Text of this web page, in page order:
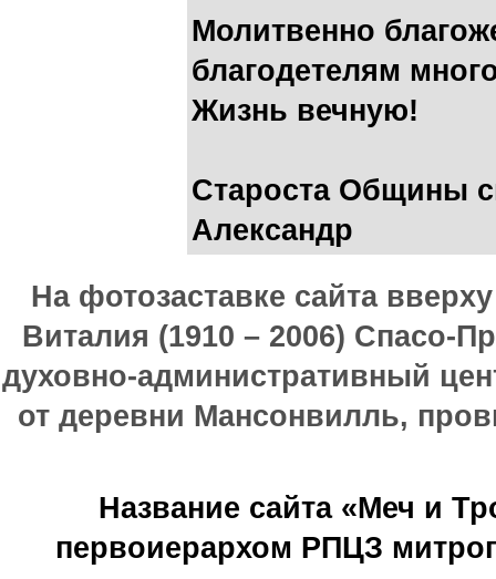
Молитвенно
благодетелям
Жизнь вечную!
Староста Общины
Александр
На фотозаставке сайта
Виталия (1910 – 2006) Спасо-
духовно-административный
от деревни Мансонвилль,
Название сайта «Меч и
первоиерархом РПЦЗ